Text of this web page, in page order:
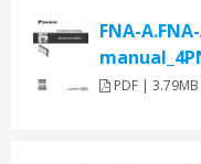
FNA-
PDF | 3.79MB